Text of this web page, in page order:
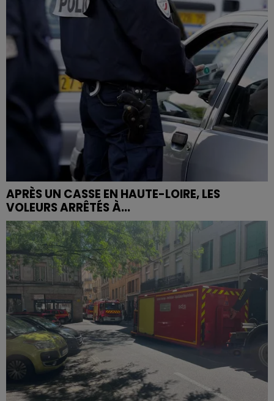
APRÈS UN CASSE EN HAUTE-LOIRE, LES
VOLEURS ARRÊTÉS À...